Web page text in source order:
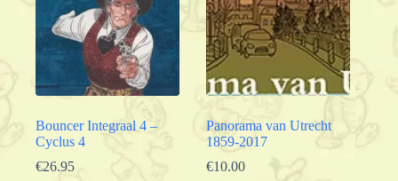
Bouncer Integraal 4 –
Cyclus 4
€26.95
Panorama van Utrecht
1859-2017
€10.00